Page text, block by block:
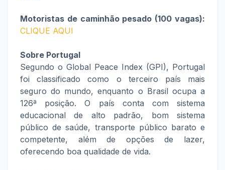
Motoristas de caminhão pesado (100 vagas):
CLIQUE AQUI
Sobre Portugal
Segundo o Global Peace Index (GPI), Portugal
foi classificado como o terceiro país mais
seguro do mundo, enquanto o Brasil ocupa a
126ª posição. O país conta com sistema
educacional de alto padrão, bom sistema
público de saúde, transporte público barato e
competente, além de opções de lazer,
oferecendo boa qualidade de vida.